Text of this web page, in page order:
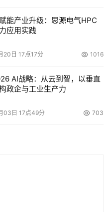
能产业升级：思源电气HPC
应用实践
20日 17点17分 1016
AI战略：从云到智，以垂直
政企与工业生产力
03日 17点49分 703